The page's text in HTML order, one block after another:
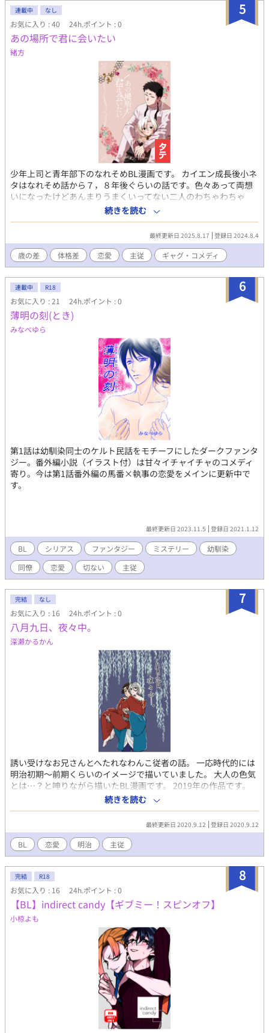
5
連載中 なし
お気に入り : 40 24h.ポイント : 0
あの場所で君に会いたい
緒方
少年上司と青年部下のなれそめBL漫画です。 カイエン成長後小ネ
タはなれそめ話から７，８年後ぐらいの話です。色々あって両想
いになったけどあんまりうまくいってない二人のわちゃわちゃ
話。 たまにイベント参加してるのでイベントの情報ものせてま
す。 別作品「憧憬」「シオンの日史」と同じ世界観です。
続きを読む
最終更新日 2025.8.17 登録日 2024.8.4
歳の差 体格差 恋愛 主従 ギャグ・コメディ
6
連載中 R18
お気に入り : 21 24h.ポイント : 0
薄明の刻(とき)
みなべゆら
第1話は幼馴染同士のケルト民話をモチーフにしたダークファンタ
ジー。番外編小説（イラスト付）は甘々イチャイチャのコメディ
寄り。今は第1話番外編の馬番×執事の恋愛をメインに更新中で
す。
最終更新日 2023.11.5 登録日 2021.1.12
BL シリアス ファンタジー ミステリー
幼馴染
同僚
恋愛 切ない 主従
7
完結 なし
お気に入り : 16 24h.ポイント : 0
八月九日、夜々中。
深瀬かるかん
誘い受けなお兄さんとへたれなわんこ従者の話。 一応時代的には
明治初期～前期くらいのイメージで描いていました。 大人の色気
とは…？と呻りながら描いたBL漫画です。 2019年の作品です。
ちなみにタイトルは「はちがつここのか、よるよなか。」と読み
ます。
続きを読む
最終更新日 2020.9.12 登録日 2020.9.12
BL 恋愛 明治 主従
8
完結 R18
お気に入り : 16 24h.ポイント : 0
【BL】indirect candy【ギブミー！スピンオフ】
小椋よも